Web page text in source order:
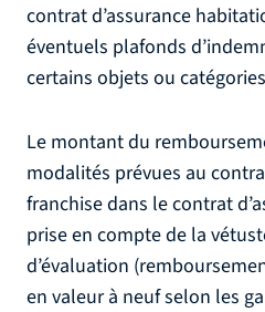
contrat d’assurance
éventuels plafonds
certains objets ou
Le montant du
modalités prévues au
franchise dans le contrat
prise en compte de la
d’évaluation
en valeur à neuf selon les